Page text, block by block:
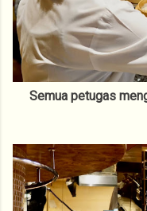
Semua petugas